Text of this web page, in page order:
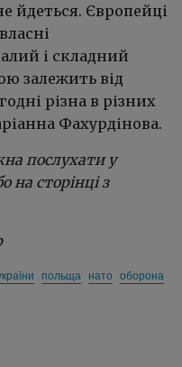
йдеться. Європейці
і складний
залежить від
різна в різних
Фахурдінова.
послухати у
на сторінці з
польща нато оборона